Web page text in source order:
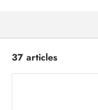
37 articles